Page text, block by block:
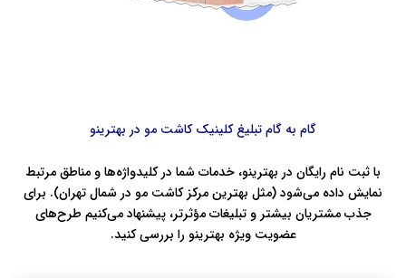
گام‌ به‌ گام تبلیغ کلینیک کاشت مو در بهترینو
با ثبت‌ نام رایگان در بهترینو، خدمات شما در کلیدواژه‌ها و مناطق مرتبط
نمایش داده می‌شود (مثل بهترین مرکز کاشت مو در شمال تهران). برای
جذب مشتریان بیشتر و تبلیغات مؤثرتر، پیشنهاد می‌کنیم طرح‌های
عضویت ویژه بهترینو را بررسی کنید.